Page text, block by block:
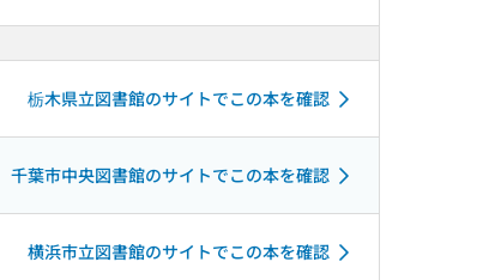
栃木県立図書館のサイトでこの本を確認
千葉市中央図書館のサイトでこの本を確認
横浜市立図書館のサイトでこの本を確認